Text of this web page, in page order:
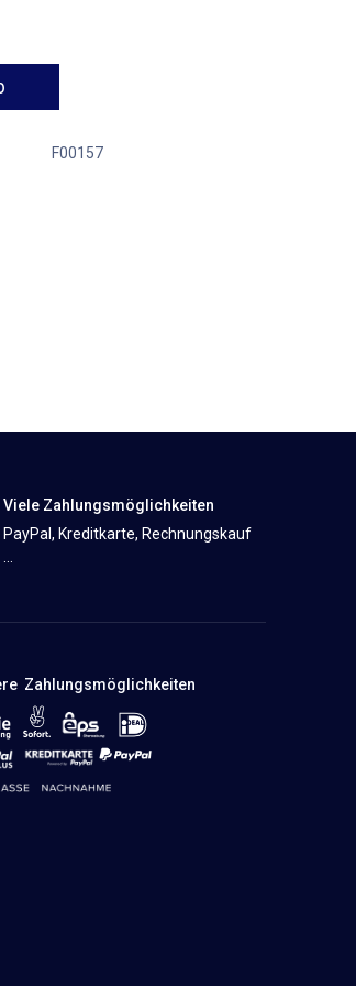
F00157
Viele Zahlungsmöglichkeiten
PayPal, Kreditkarte, Rechnungskauf
Zahlungsmöglichkeiten